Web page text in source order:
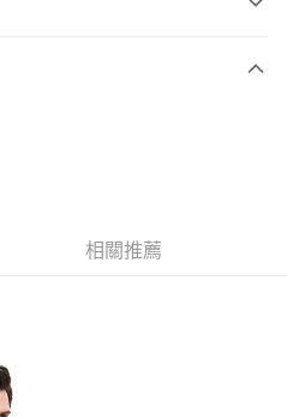
相關推薦